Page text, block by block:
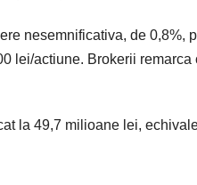
nesemnificativa, de 0,8%,
lei/actiune. Brokerii
la 49,7 milioane lei,